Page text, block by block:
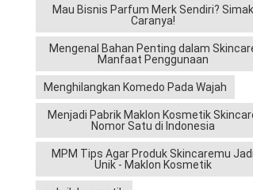
Mau Bisnis Parfum Merk Sendiri? Simak
Caranya!
Mengenal Bahan Penting dalam
Manfaat Penggunaan
Menghilangkan Komedo Pada Wajah
Menjadi Pabrik Maklon Kosmetik
Nomor Satu di Indonesia
MPM Tips Agar Produk Skincaremu Jadi
Unik - Maklon Kosmetik